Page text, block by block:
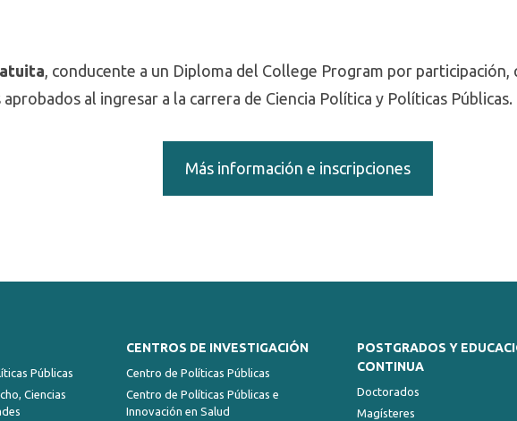
, conducente a un Diploma del College Program por
al ingresar a la carrera de Ciencia Política y Políticas Públicas.
Más información e inscripciones
Públicas
Ciencias
CENTROS DE INVESTIGACIÓN
Centro de Políticas Públicas
Centro de Políticas Públicas e
Innovación en Salud
POSTGRADOS Y
CONTINUA
Doctorados
Magísteres